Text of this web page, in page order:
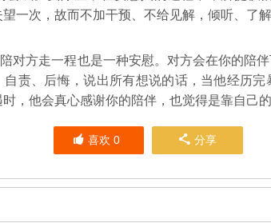
一次，故而不加干预、不给见解，倾听、了
方走一程也是一种安慰。对方会在你的陪伴
自责、后悔，说出所有想说的话，当他经历
，他会真心感谢你的陪伴，也觉得是靠自己
喜欢0 分享